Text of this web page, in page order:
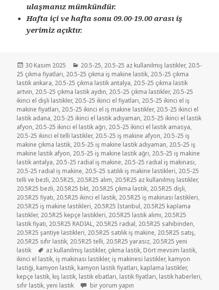
ulaşmanız mümkündür.
Hafta içi ve hafta sonu 09.00-19.00 arası iş
yerimiz açıktır.
Yayın
tarihi
30 Kasım 2025 Kategoriler
20.5-25, 20.5-25 az kullanılmış lastikler, 20.5-
25 çıkma fiyatları, 20.5-25 çıkma iş makine lastik, 20.5-25 çıkma
lastik ankara, 20.5-25 çıkma lastik antalya, 20.5-25 çıkma lastik
artvin, 20.5-25 çıkma lastik aydın, 20.5-25 çıkma lastikler, 20.5-25
ikinci el dişli lastikler, 20.5-25 ikinci el fiyatları, 20.5-25 ikinci el iş
makine fiyatları, 20.5-25 ikinci el iş makine lastikler, 20.5-25 ikinci el
lastik adana, 20.5-25 ikinci el lastik adıyaman, 20.5-25 ikinci el lastik
afyon, 20.5-25 ikinci el lastik ağrı, 20.5-25 ikinci el lastik amasya,
20.5-25 ikinci el telli lastikler, 20.5-25 iş makine afyon, 20.5-25 iş
makine çıkma lastik, 20.5-25 iş makine lastik adıyaman, 20.5-25 iş
makine lastik afyon, 20.5-25 iş makine lastik ağrı, 20.5-25 iş makine
lastik antalya, 20.5-25 radial iş makine, 20.5-25 radıal iş makinası,
20.5-25 radıal iş makine, 20.5-25 satılık iş makine lastikleri, 20.5-25
telli ve bezli, 20.5R25, 20.5R25 alım, 20.5R25 az kullanılmış lastikler,
20.5R25 bezli, 20.5R25 bkt, 20.5R25 çıkma lastik, 20.5R25 dişli,
20.5R25 fiyatı, 20.5R25 ikinci el lastik, 20.5R25 iş makinası lastikleri,
20.5R25 iş makine lastikleri, 20.5R25 İstanbul, 20.5R25 kaplama
lastikler, 20.5R25 kepçe lastikleri, 20.5R25 lastik alımı, 20.5R25
lastik fiyatı, 20.5R25 RADIAL, 20.5R25 radıal, 20.5R25 sahibinden,
20.5R25 şantiye lastikleri, 20.5R25 satılık iş makine, 20.5R25 satış,
20.5R25 sıfır lastik, 20.5R25 telli, 20.5R25 yarasız, 20.5R25 yeni
lastik
Etiketler
az kullanılmış lastikler, çıkma lastik, Dört mevsim lastik,
ikinci el lastik, iş makinası lastikler, iş makinesi lastikler, kamyon
lastiği, kamyon lastik, kamyon lastik fiyatları, kaplama lastikler,
kepçe lastik, kış lastik, lastik ebatları, lastik fiyatları, lastik haberleri,
sıfır lastik,yeni lastik İŞ MAKİNESİ LASTİKLER 20.5-25 için
bir yorum yapın